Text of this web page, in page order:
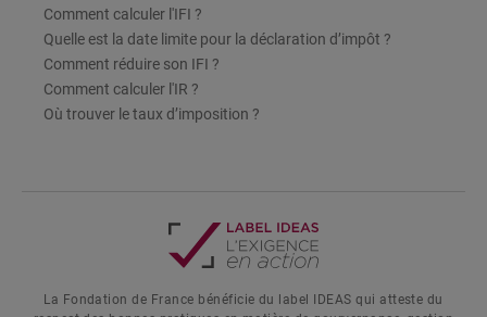
Comment calculer l'IFI ?
Quelle est la date limite pour la déclaration d’impôt ?
Comment réduire son IFI ?
Comment calculer l'IR ?
Où trouver le taux d’imposition ?
La Fondation de France bénéficie du label IDEAS qui atteste du